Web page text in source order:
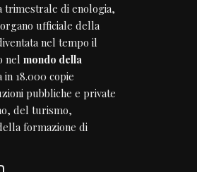
trimestrale di enologia,
ufficiale della
nel tempo il
nel mondo della
in 18.000 copie
pubbliche e private
del turismo,
formazione di